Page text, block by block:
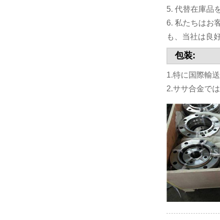
5. 代替在庫品
6. 私たちはお
も、当社は良
包装:
1.特に国際輸
2.ササ合金で